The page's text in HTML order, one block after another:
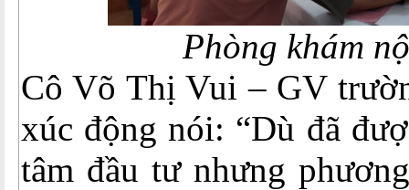
Phòng khám
Cô Võ Thị Vui – GV
xúc động nói: “Dù đã
tâm đầu tư nhưng